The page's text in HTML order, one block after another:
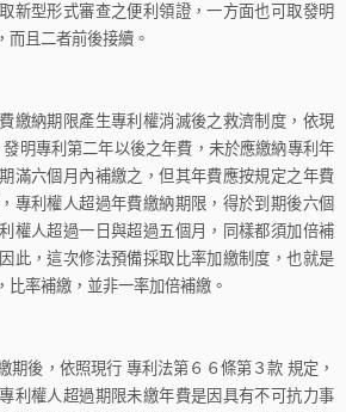
新型形式審查之便利領證，一方面也可取發明
而且二者前後接續。
納期限產生專利權消滅後之救濟制度，依現
發明專利第二年以後之年費，未於應繳納專利年
滿六個月內補繳之，但其年費應按規定之年費
專利權人超過年費繳納期限，得於到期後六個
權人超過一日與超過五個月，同樣都須加倍補
此，這次修法預備採取比率加繳制度，也就是
比率補繳，並非一率加倍補繳。
後，依照現行 專利法第６６條第３款 規定，
利權人超過期限未繳年費是因具有不可抗力事